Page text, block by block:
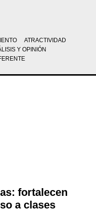
ATRACTIVIDAD
Y OPINIÓN
fortalecen
a clases